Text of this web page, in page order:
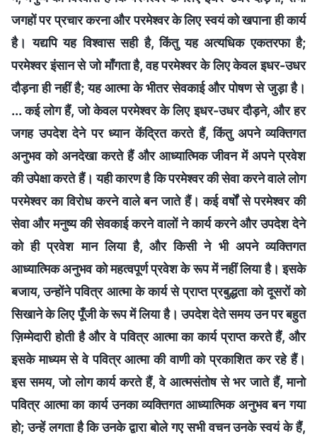
जगहों पर प्रचार करना और परमेश्वर के लिए स्वयं को खपाना ही कार्य
है। यद्यपि यह विश्वास सही है, किंतु यह अत्यधिक एकतरफा है;
परमेश्वर इंसान से जो माँगता है, वह परमेश्वर के लिए केवल इधर-उधर
दौड़ना ही नहीं है; यह आत्मा के भीतर सेवकाई और पोषण से जुड़ा है।
... कई लोग हैं, जो केवल परमेश्वर के लिए इधर-उधर दौड़ने, और हर
जगह उपदेश देने पर ध्यान केंद्रित करते हैं, किंतु अपने व्यक्तिगत
अनुभव को अनदेखा करते हैं और आध्यात्मिक जीवन में अपने प्रवेश
की उपेक्षा करते हैं। यही कारण है कि परमेश्वर की सेवा करने वाले लोग
परमेश्वर का विरोध करने वाले बन जाते हैं। कई वर्षों से परमेश्वर की
सेवा और मनुष्य की सेवकाई करने वालों ने कार्य करने और उपदेश देने
को ही प्रवेश मान लिया है, और किसी ने भी अपने व्यक्तिगत
आध्यात्मिक अनुभव को महत्वपूर्ण प्रवेश के रूप में नहीं लिया है। इसके
बजाय, उन्होंने पवित्र आत्मा के कार्य से प्राप्त प्रबुद्धता को दूसरों को
सिखाने के लिए पूँजी के रूप में लिया है। उपदेश देते समय उन पर बहुत
ज़िम्मेदारी होती है और वे पवित्र आत्मा का कार्य प्राप्त करते हैं, और
इसके माध्यम से वे पवित्र आत्मा की वाणी को प्रकाशित कर रहे हैं।
इस समय, जो लोग कार्य करते हैं, वे आत्मसंतोष से भर जाते हैं, मानो
पवित्र आत्मा का कार्य उनका व्यक्तिगत आध्यात्मिक अनुभव बन गया
हो; उन्हें लगता है कि उनके द्वारा बोले गए सभी वचन उनके स्वयं के हैं,